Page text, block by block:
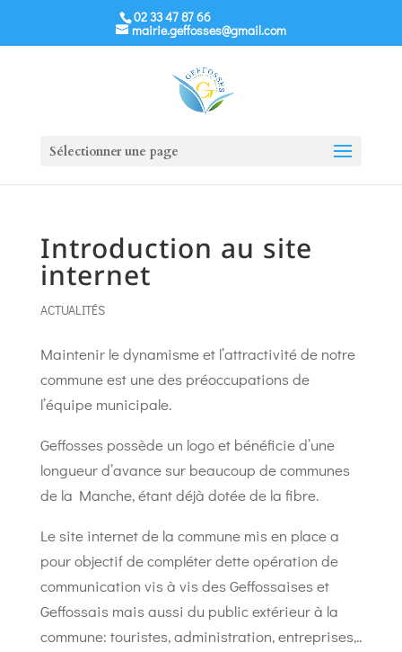
02 33 47 87 66
mairie.geffosses@gmail.com
Sélectionner une page
Introduction au site
internet
ACTUALITÉS
Maintenir le dynamisme et l’attractivité de notre
commune est une des préoccupations de
l’équipe municipale.
Geffosses possède un logo et bénéficie d’une
longueur d’avance sur beaucoup de communes
de la Manche, étant déjà dotée de la fibre.
Le site internet de la commune mis en place a
pour objectif de compléter dette opération de
communication vis à vis des Geffossaises et
Geffossais mais aussi du public extérieur à la
commune: touristes, administration, entreprises,..